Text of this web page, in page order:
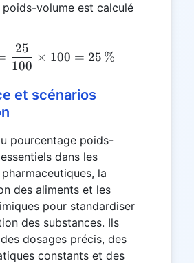
volume est calculé
\text{PVP} =
100
25
× 100 = 25 %
et scénarios
pourcentage poids-
dans les
la
des aliments et les
pour standardiser
des substances. Ils
dosages précis, des
constants et des